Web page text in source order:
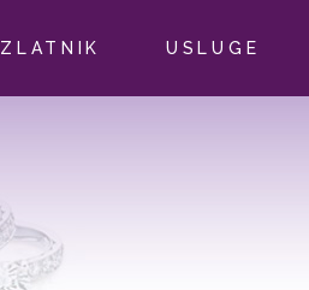
ZLATNIK USLUGE